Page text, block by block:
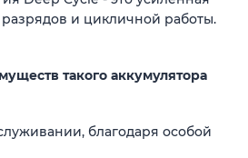
и цикличной работы.
такого аккумулятора
благодаря особой